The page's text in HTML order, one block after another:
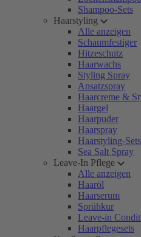
Shampoo-Sets
Haarstyling
Alle anzeigen
Schaumfestiger
Hitzeschutz
Haarwachs
Styling Spray
Ansatzspray
Haarcreme &
Haargel
Haarpuder
Haarspray
Haarstyling-Sets
Sea Salt Spray
Leave-In Pflege
Alle anzeigen
Haaröl
Haarserum
Sprühkur
Leave-in
Haarpflegesets